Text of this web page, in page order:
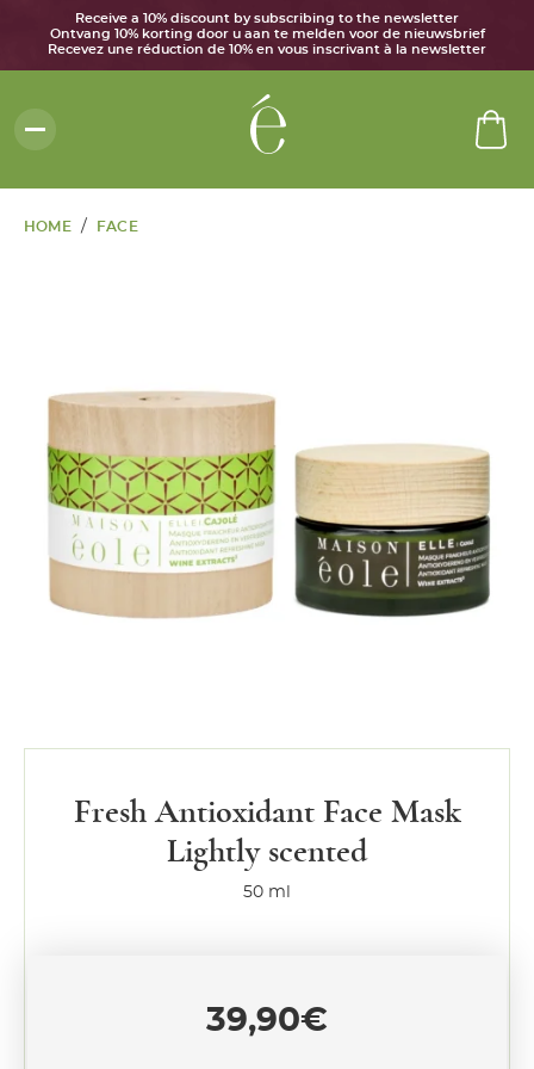
Receive a 10% discount by subscribing to the newsletter
Ontvang 10% korting door u aan te melden voor de nieuwsbrief
Recevez une réduction de 10% en vous inscrivant à la newsletter
HOME / FACE
Fresh Antioxidant Face Mask
Lightly scented
50 ml
39,90€